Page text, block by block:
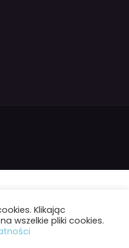
Klikając
wszelkie pliki cookies.